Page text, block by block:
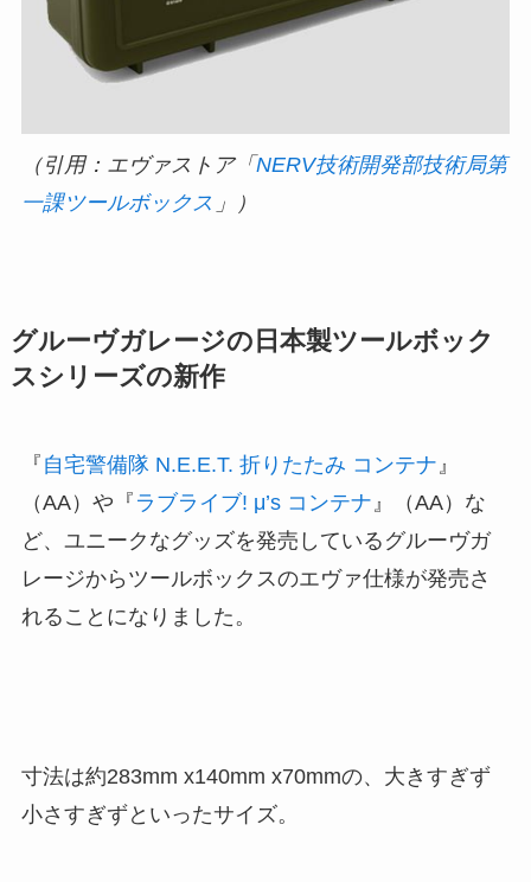
（引用：エヴァストア「NERV技術開発部技術局第
一課ツールボックス 」）
グルーヴガレージの日本製ツールボック
スシリーズの新作
『 自宅警備隊 N.E.E.T. 折りたたみ コンテナ 』
（AA）や『 ラブライブ! μ’s コンテナ 』（AA）な
ど、ユニークなグッズを発売しているグルーヴガ
レージからツールボックスのエヴァ仕様が発売さ
れることになりました。
寸法は約283mm x140mm x70mmの、大きすぎず
小さすぎずといったサイズ。